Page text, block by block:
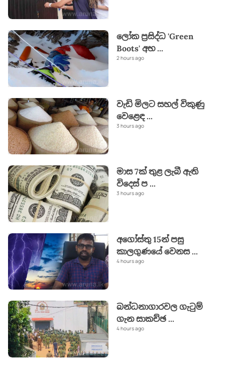
ලෝක ප්‍රසිද්ධ 'Green
Boots' අභ...
2 hours ago
වැඩි මිලට සහල් විකුණු
වෙළෙඳ...
3 hours ago
මාස 7ක් තුළ ලැබී ඇති
විදෙස් ප ...
3 hours ago
අගෝස්තු 15න් පසු
කාලගුණයේ වෙනස...
4 hours ago
බන්ධනාගාරවල ගැටුම්
ගැන සාකච්ඡ ...
4 hours ago